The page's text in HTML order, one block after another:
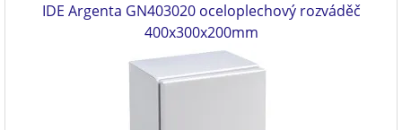
IDE Argenta GN403020 oceloplechový rozváděč
400x300x200mm